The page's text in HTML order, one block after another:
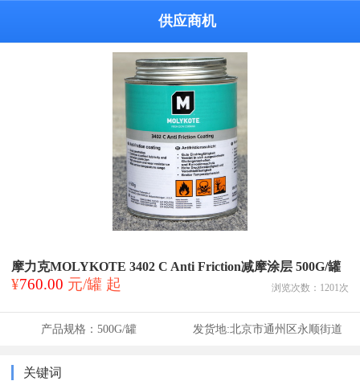
供应商机
摩力克MOLYKOTE 3402 C Anti Friction减摩涂层 500G/罐
¥760.00 元/罐 起 浏览次数： 1201 次
产品规格：500G/罐 发货地:北京市通州区永顺街道
关键词